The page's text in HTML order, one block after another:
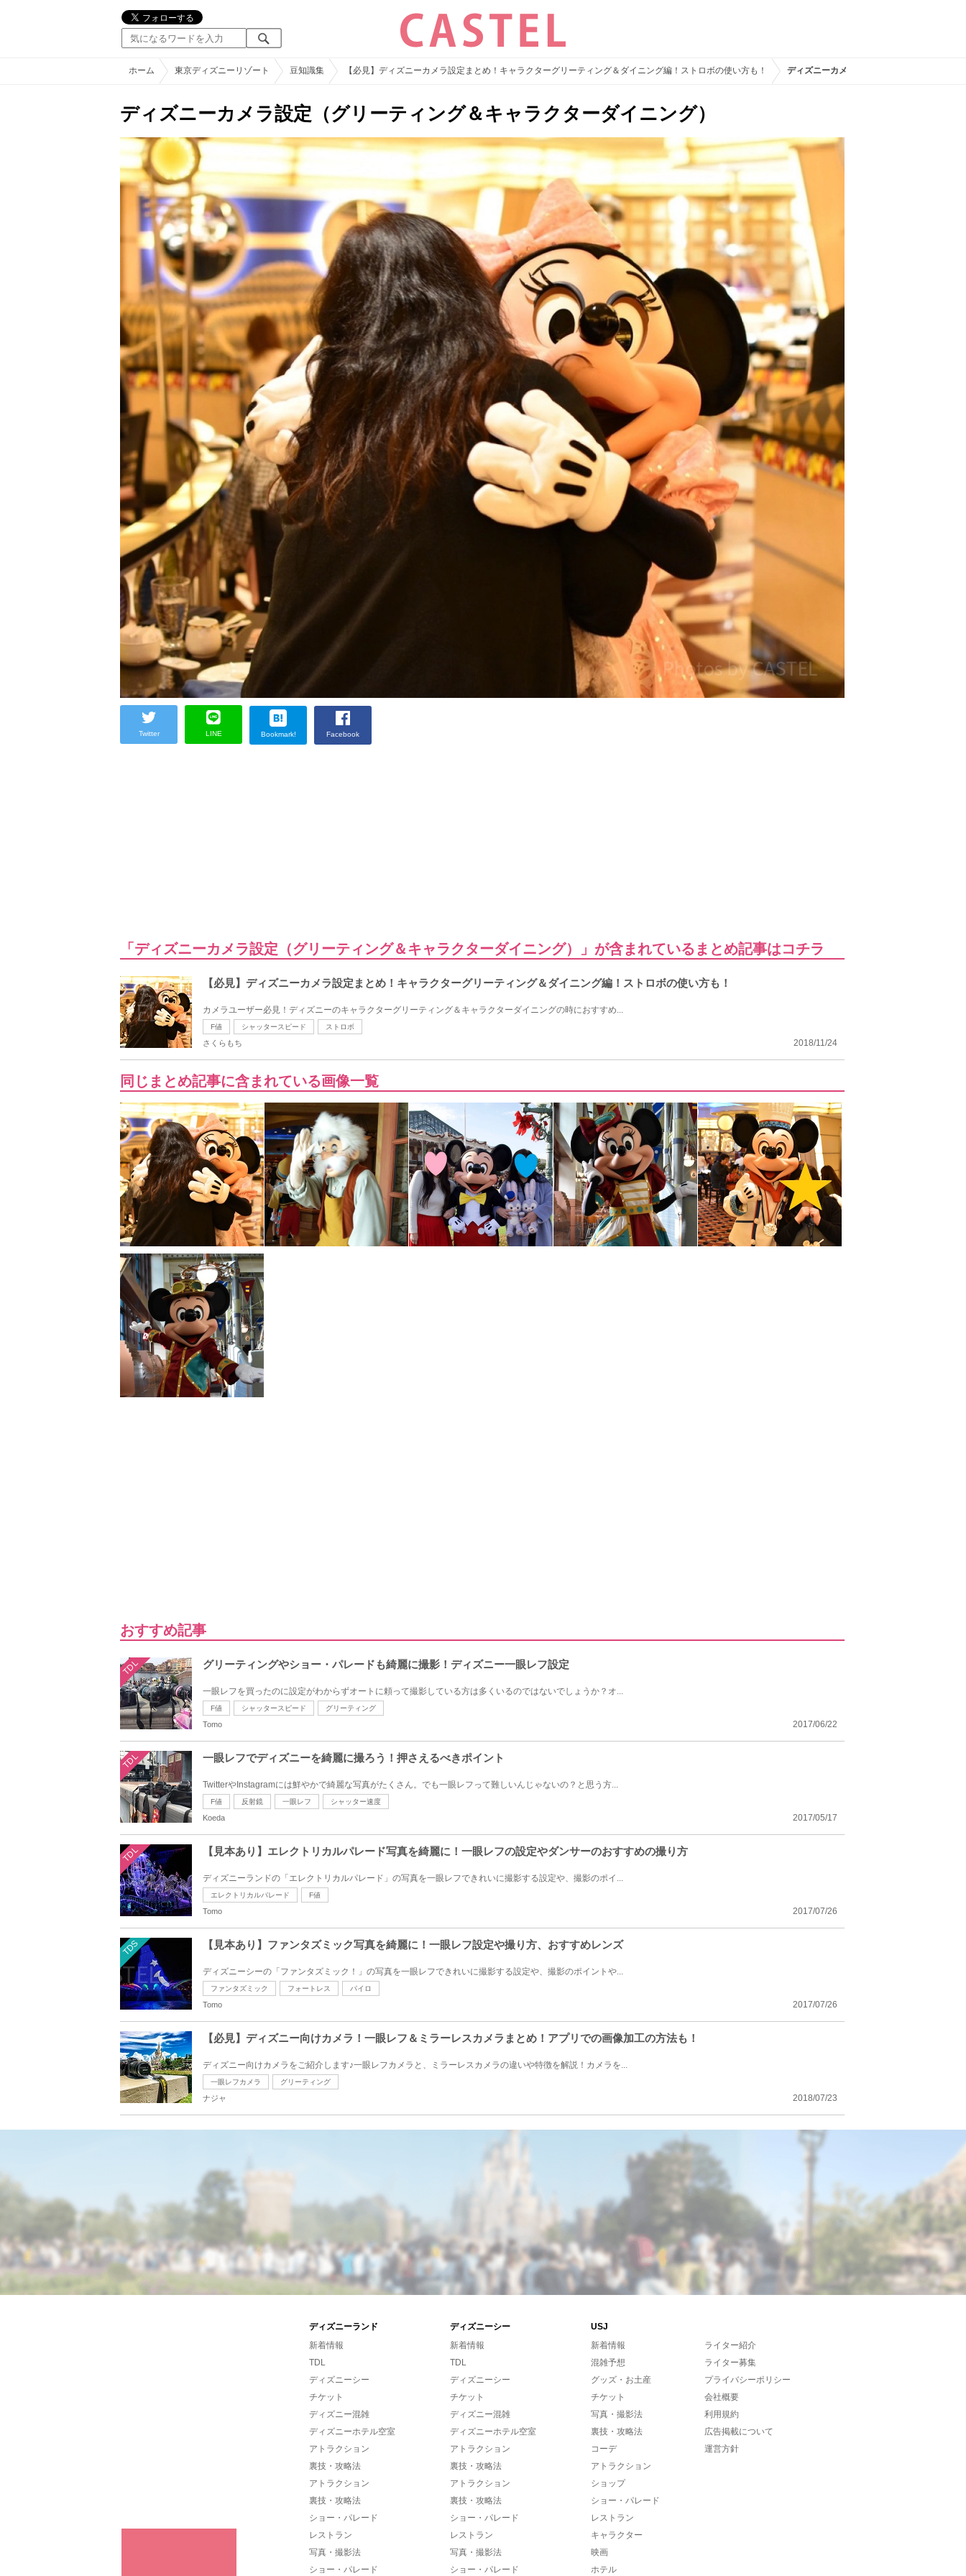
ホーム 東京ディズニーリゾート 豆知識集 【必見】ディズニーカメラ設定まとめ！キャラクターグリーティング＆ダイニング編！ストロボの使い方も！ ディズニーカメラ設定（グリーティング＆キ
ディズニーカメラ設定（グリーティング＆キャラクターダイニング）
Twitter LINE Bookmark! Facebook
「ディズニーカメラ設定（グリーティング＆キャラクターダイニング）」が含まれているまとめ記事はコチラ
【必見】ディズニーカメラ設定まとめ！キャラクターグリーティング＆ダイニング編！ストロボの使い方も！
カメラユーザー必見！ディズニーのキャラクターグリーティング＆キャラクターダイニングの時におすすめ...
F値 シャッタースピード ストロボ
2018/11/24
さくらもち
同じまとめ記事に含まれている画像一覧
おすすめ記事
TDL グリーティングやショー・パレードも綺麗に撮影！ディズニー一眼レフ設定
一眼レフを買ったのに設定がわからずオートに頼って撮影している方は多くいるのではないでしょうか？オ...
F値 シャッタースピード グリーティング
2017/06/22
Tomo
TDL 一眼レフでディズニーを綺麗に撮ろう！押さえるべきポイント
TwitterやInstagramには鮮やかで綺麗な写真がたくさん。でも一眼レフって難しいんじゃないの？と思う方...
F値 反射鏡 一眼レフ シャッター速度
2017/05/17
Koeda
TDL 【見本あり】エレクトリカルパレード写真を綺麗に！一眼レフの設定やダンサーのおすすめの撮り方
ディズニーランドの「エレクトリカルパレード」の写真を一眼レフできれいに撮影する設定や、撮影のポイ...
エレクトリカルパレード F値
2017/07/26
Tomo
TDS 【見本あり】ファンタズミック写真を綺麗に！一眼レフ設定や撮り方、おすすめレンズ
ディズニーシーの「ファンタズミック！」の写真を一眼レフできれいに撮影する設定や、撮影のポイントや...
ファンタズミック フォートレス パイロ
2017/07/26
Tomo
【必見】ディズニー向けカメラ！一眼レフ＆ミラーレスカメラまとめ！アプリでの画像加工の方法も！
ディズニー向けカメラをご紹介します♪一眼レフカメラと、ミラーレスカメラの違いや特徴を解説！カメラを...
一眼レフカメラ グリーティング
2018/07/23
ナジャ
ディズニーランド ディズニーシー
USJ
新着情報
TDL
ディズニーシー
チケット
ディズニー混雑
ディズニーホテル空室
アトラクション
裏技・攻略法
アトラクション
裏技・攻略法
ショー・パレード
レストラン
写真・撮影法
ショー・パレード
新着情報
TDL
ディズニーシー
チケット
ディズニー混雑
ディズニーホテル空室
アトラクション
裏技・攻略法
アトラクション
裏技・攻略法
ショー・パレード
レストラン
写真・撮影法
ショー・パレード
新着情報
混雑予想
グッズ・お土産
チケット
写真・撮影法
裏技・攻略法
コーデ
アトラクション
ショップ
ショー・パレード
レストラン
キャラクター
映画
ホテル
ライター紹介
ライター募集
プライバシーポリシー
会社概要
利用規約
広告掲載について
運営方針